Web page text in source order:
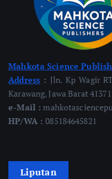
Mahkota Science
Address : Jln. Kp Wagir
Karawang, Jawa Barat
e-Mail :
HP/WA :085184645821
Liputan